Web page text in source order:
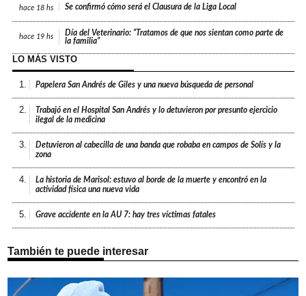
hace 18 hs Se confirmó cómo será el Clausura de la Liga Local
hace 19 hs
Día del Veterinario: “Tratamos de que nos sientan como parte de
la familia”
LO MÁS VISTO
1. Papelera San Andrés de Giles y una nueva búsqueda de personal
2.
Trabajó en el Hospital San Andrés y lo detuvieron por presunto ejercicio
ilegal de la medicina
3.
Detuvieron al cabecilla de una banda que robaba en campos de Solís y la
zona
4.
La historia de Marisol: estuvo al borde de la muerte y encontró en la
actividad física una nueva vida
5. Grave accidente en la AU 7: hay tres víctimas fatales
También te puede interesar